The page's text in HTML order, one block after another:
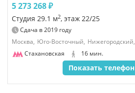
5 273 268 ₽
Студия 29.1 м2, этаж 22/25
Сдача в2019 году
Москва, Юго-Восточный, Нижегородский,
Стахановская
16 мин.
Показать телефон